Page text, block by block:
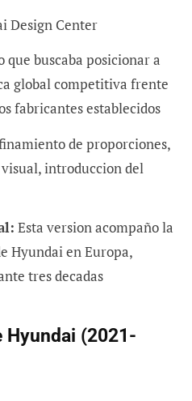
Design Center
que buscaba posicionar a
global competitiva frente
fabricantes establecidos
de proporciones,
introduccion del
Esta version acompaño la
Hyundai en Europa,
tres decadas
Hyundai (2021-